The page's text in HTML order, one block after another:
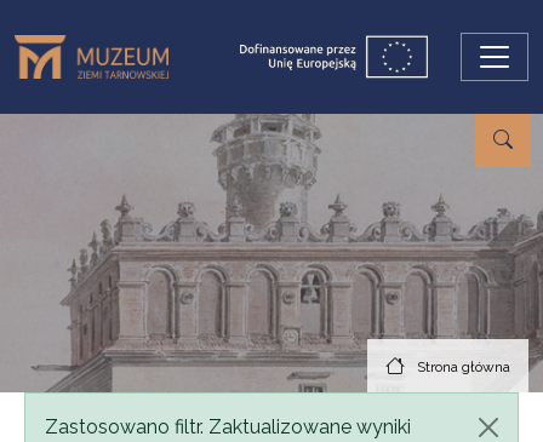
Strona główna
Komunikat
Zastosowano filtr. Zaktualizowane wyniki